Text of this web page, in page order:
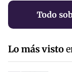
Todo
Lo más visto